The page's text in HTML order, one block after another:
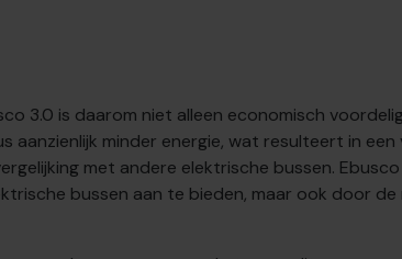
3.0 is daarom niet alleen economisch
minder energie, wat resulteert in
met andere elektrische bussen.
bussen aan te bieden, maar ook door